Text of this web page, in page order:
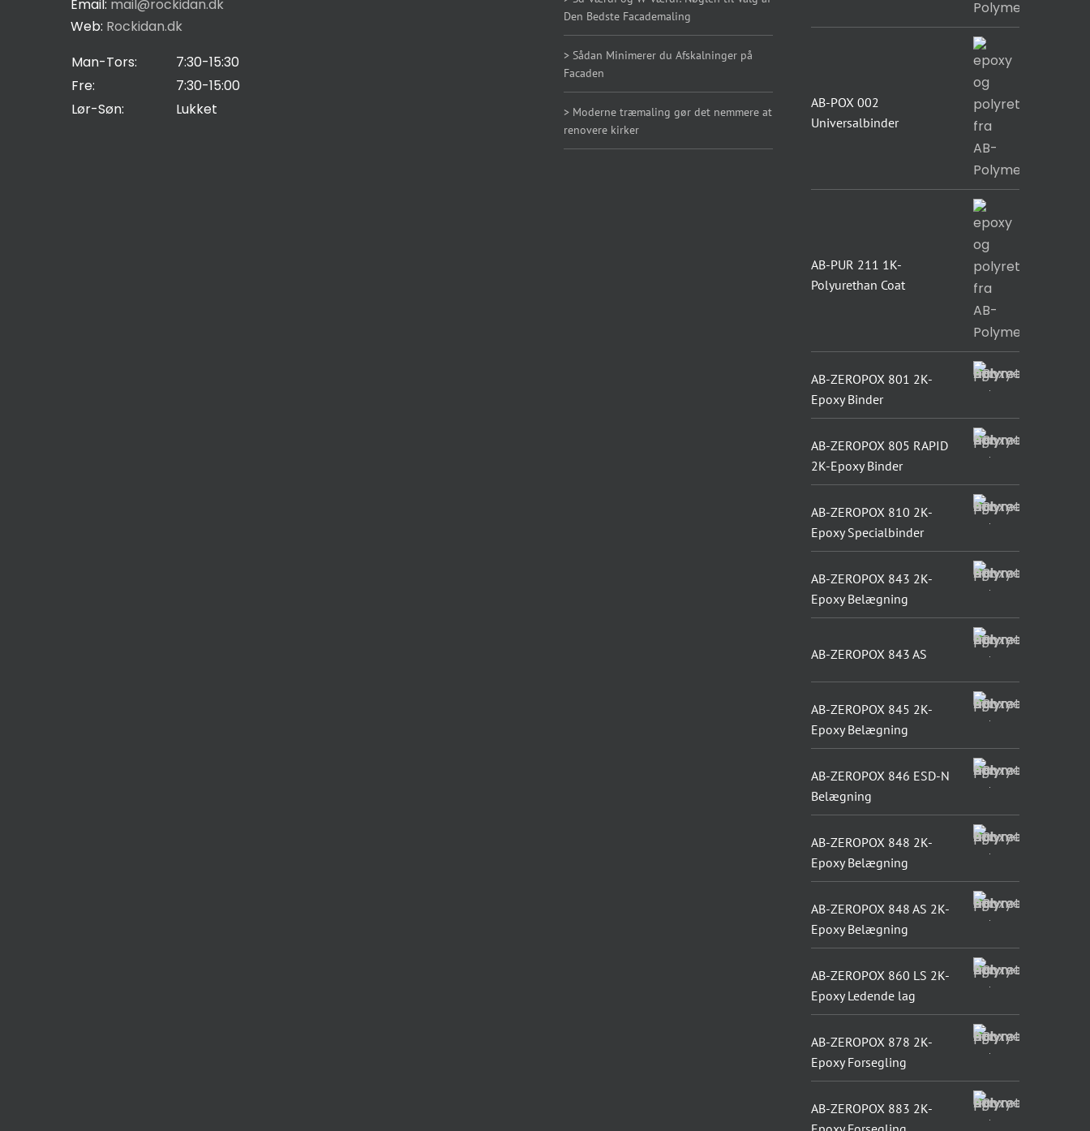
Email: mail@rockidan.dk
Web: Rockidan.dk
Man-Tors:
7:30-15:30
Fre:
7:30-15:00
Lør-Søn:
Lukket
Den Bedste Facademaling
> Sådan Minimerer du Afskalninger på
Facaden
> Moderne træmaling gør det nemmere at
renovere kirker
AB-POX 002
Universalbinder
AB-PUR 211 1K-
Polyurethan Coat
AB-ZEROPOX 801 2K-
Epoxy Binder
AB-ZEROPOX 805 RAPID
2K-Epoxy Binder
AB-ZEROPOX 810 2K-
Epoxy Specialbinder
AB-ZEROPOX 843 2K-
Epoxy Belægning
AB-ZEROPOX 843 AS
AB-ZEROPOX 845 2K-
Epoxy Belægning
AB-ZEROPOX 846 ESD-N
Belægning
AB-ZEROPOX 848 2K-
Epoxy Belægning
AB-ZEROPOX 848 AS 2K-
Epoxy Belægning
AB-ZEROPOX 860 LS 2K-
Epoxy Ledende lag
AB-ZEROPOX 878 2K-
Epoxy Forsegling
AB-ZEROPOX 883 2K-
dele dine
interesser